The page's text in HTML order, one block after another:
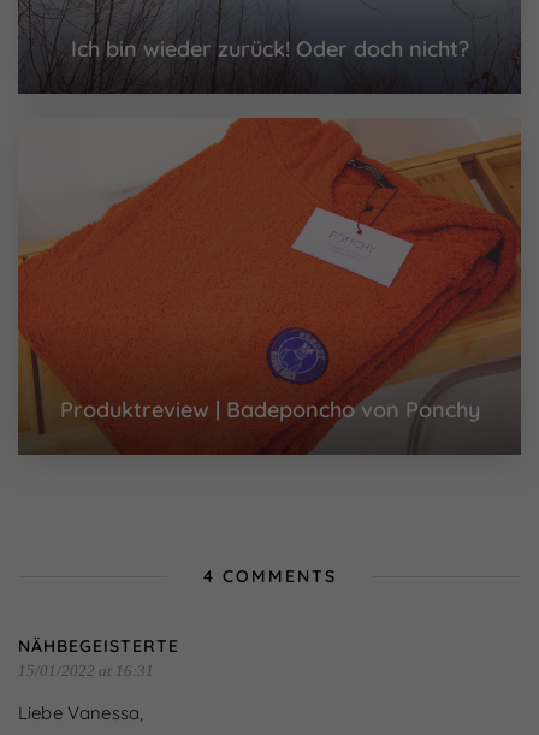
Ich bin wieder zurück! Oder doch nicht?
Produktreview | Badeponcho von Ponchy
4 COMMENTS
NÄHBEGEISTERTE
15/01/2022 at 16:31
Liebe Vanessa,